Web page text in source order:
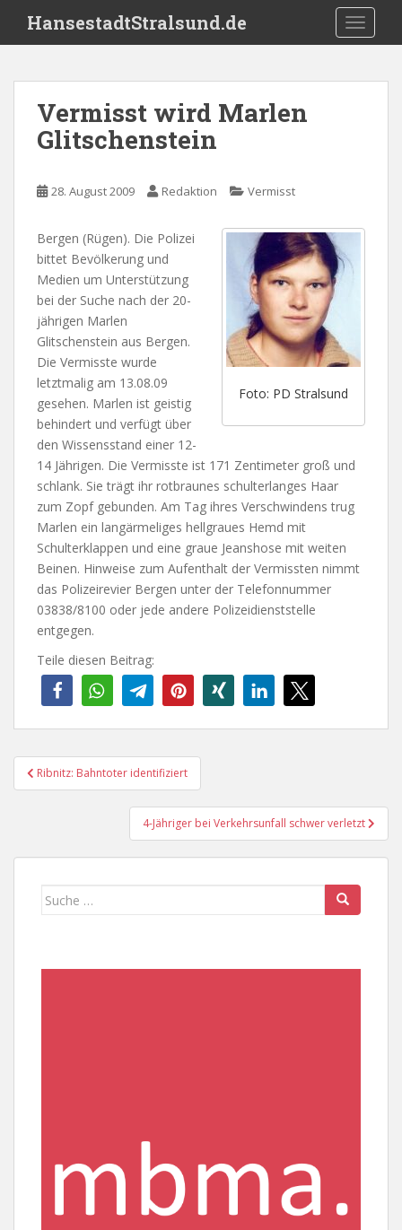
i
HansestadtStralsund.de
Vermisst wird Marlen
Glitschenstein
28. August 2009 Redaktion Vermisst
Foto: PD Stralsund
Bergen (Rügen). Die Polizei
bittet Bevölkerung und
Medien um Unterstützung
bei der Suche nach der 20-
jährigen Marlen
Glitschenstein aus Bergen.
Die Vermisste wurde
letztmalig am 13.08.09
gesehen. Marlen ist geistig
behindert und verfügt über
den Wissensstand einer 12-
14 Jährigen. Die Vermisste ist 171 Zentimeter groß und
schlank. Sie trägt ihr rotbraunes schulterlanges Haar
zum Zopf gebunden. Am Tag ihres Verschwindens trug
Marlen ein langärmeliges hellgraues Hemd mit
Schulterklappen und eine graue Jeanshose mit weiten
Beinen. Hinweise zum Aufenthalt der Vermissten nimmt
das Polizeirevier Bergen unter der Telefonnummer
03838/8100 oder jede andere Polizeidienststelle
entgegen.
Teile diesen Beitrag:
Beitragsnavigation
Ribnitz: Bahntoter identifiziert
4-Jähriger bei Verkehrsunfall schwer verletzt
Suche